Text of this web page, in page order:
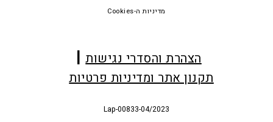
הצהרת והסדרי נגישות
תקנון אתר ומדיניות פרטיות
Lap-00833-04/2023
מדיניות ה-Cookies